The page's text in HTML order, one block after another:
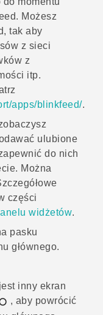
. Możesz
, tak aby
z sieci
z
itp.
apps/blinkfeed/.
ulubione
do nich
Można
części
widżetów.
pasku
głównego.
inny ekran
, aby powrócić